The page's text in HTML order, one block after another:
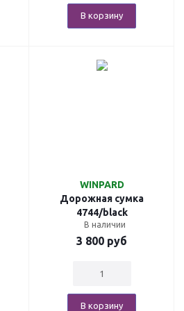
В корзину
WINPARD
Дорожная сумка
4744/black
В наличии
3 800 руб
В корзину